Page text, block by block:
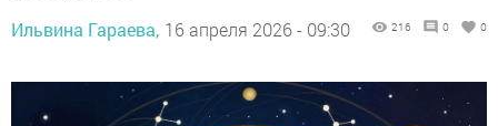
Ильвина Гараева, 16 апреля 2026 - 09:30 216 0 0